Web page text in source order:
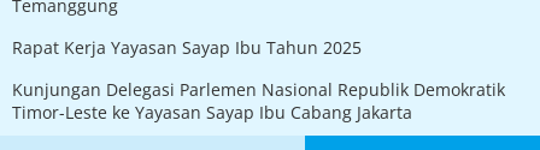
Temanggung
Rapat Kerja Yayasan Sayap Ibu Tahun 2025
Kunjungan Delegasi Parlemen Nasional Republik Demokratik
Timor-Leste ke Yayasan Sayap Ibu Cabang Jakarta